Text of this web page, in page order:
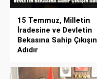
15 Temmuz, Milletin
İradesine ve Devletin
Bekasına Sahip Çıkışın
Adıdır